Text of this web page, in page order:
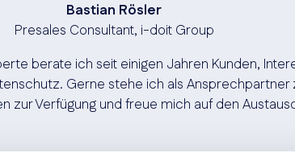
Bastian Rösler
Presales Consultant, i-doit Group
berate ich seit einigen Jahren Kunden,
Gerne stehe ich als Ansprechpartner
zur Verfügung und freue mich auf den